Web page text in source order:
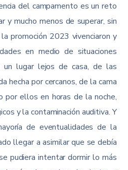
del campamento es un reto
y mucho menos de superar, sin
promoción 2023 vivenciaron y
en medio de situaciones
un lugar lejos de casa, de las
hecha por cercanos, de la cama
por ellos en horas de la noche,
y la contaminación auditiva. Y
de eventualidades de la
llegar a asimilar que se debía
pudiera intentar dormir lo más